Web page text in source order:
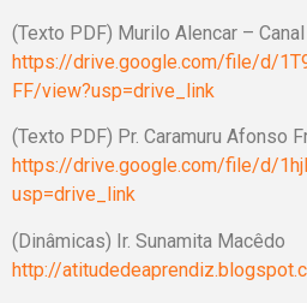
(Texto PDF) Murilo Alencar –
https://drive.google.com/file/d/
FF/view?usp=drive_link
(Texto PDF) Pr. Caramuru Afonso
https://drive.google.com/file/d/
usp=drive_link
(Dinâmicas) Ir. Sunamita Macêdo
http://